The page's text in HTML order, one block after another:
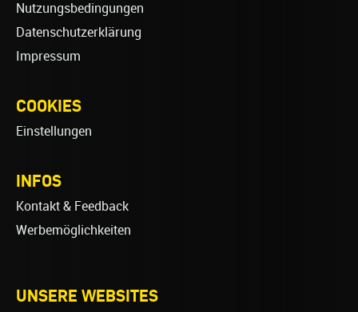
Nutzungsbedingungen
Datenschutzerklärung
Impressum
COOKIES
Einstellungen
INFOS
Kontakt & Feedback
Werbemöglichkeiten
UNSERE WEBSITES